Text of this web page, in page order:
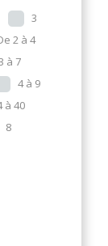
3
2 à 4
à 7
4 à 9
à 40
8